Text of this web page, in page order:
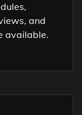
and
available.